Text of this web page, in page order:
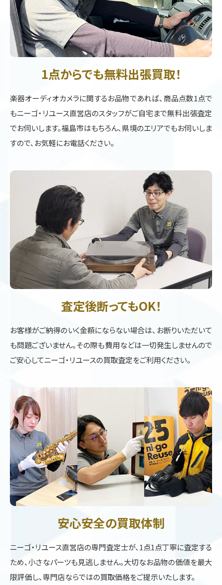
1点からでも無料出張買取！
楽器オーディオカメラに関するお品物であれば、商品点数1点で
もニーゴ・リユース直営店のスタッフがご自宅まで無料出張査定
でお伺いします。福島市はもちろん、県境のエリアでもお伺いしま
すので、お気軽にお電話ください。
査定後断ってもOK！
お客様がご納得のいく金額にならない場合は、お断りいただいて
も問題ございません。その際も費用などは一切発生しませんので
ご安心してニーゴ・リユースの買取査定をご利用ください。
安心安全の買取体制
ニーゴ・リユース直営店の専門査定士が、1点1点丁寧に査定する
ため、小さなパーツも見逃しません。大切なお品物の価値を最大
限評価し、専門店ならではの買取価格をご提示いたします。